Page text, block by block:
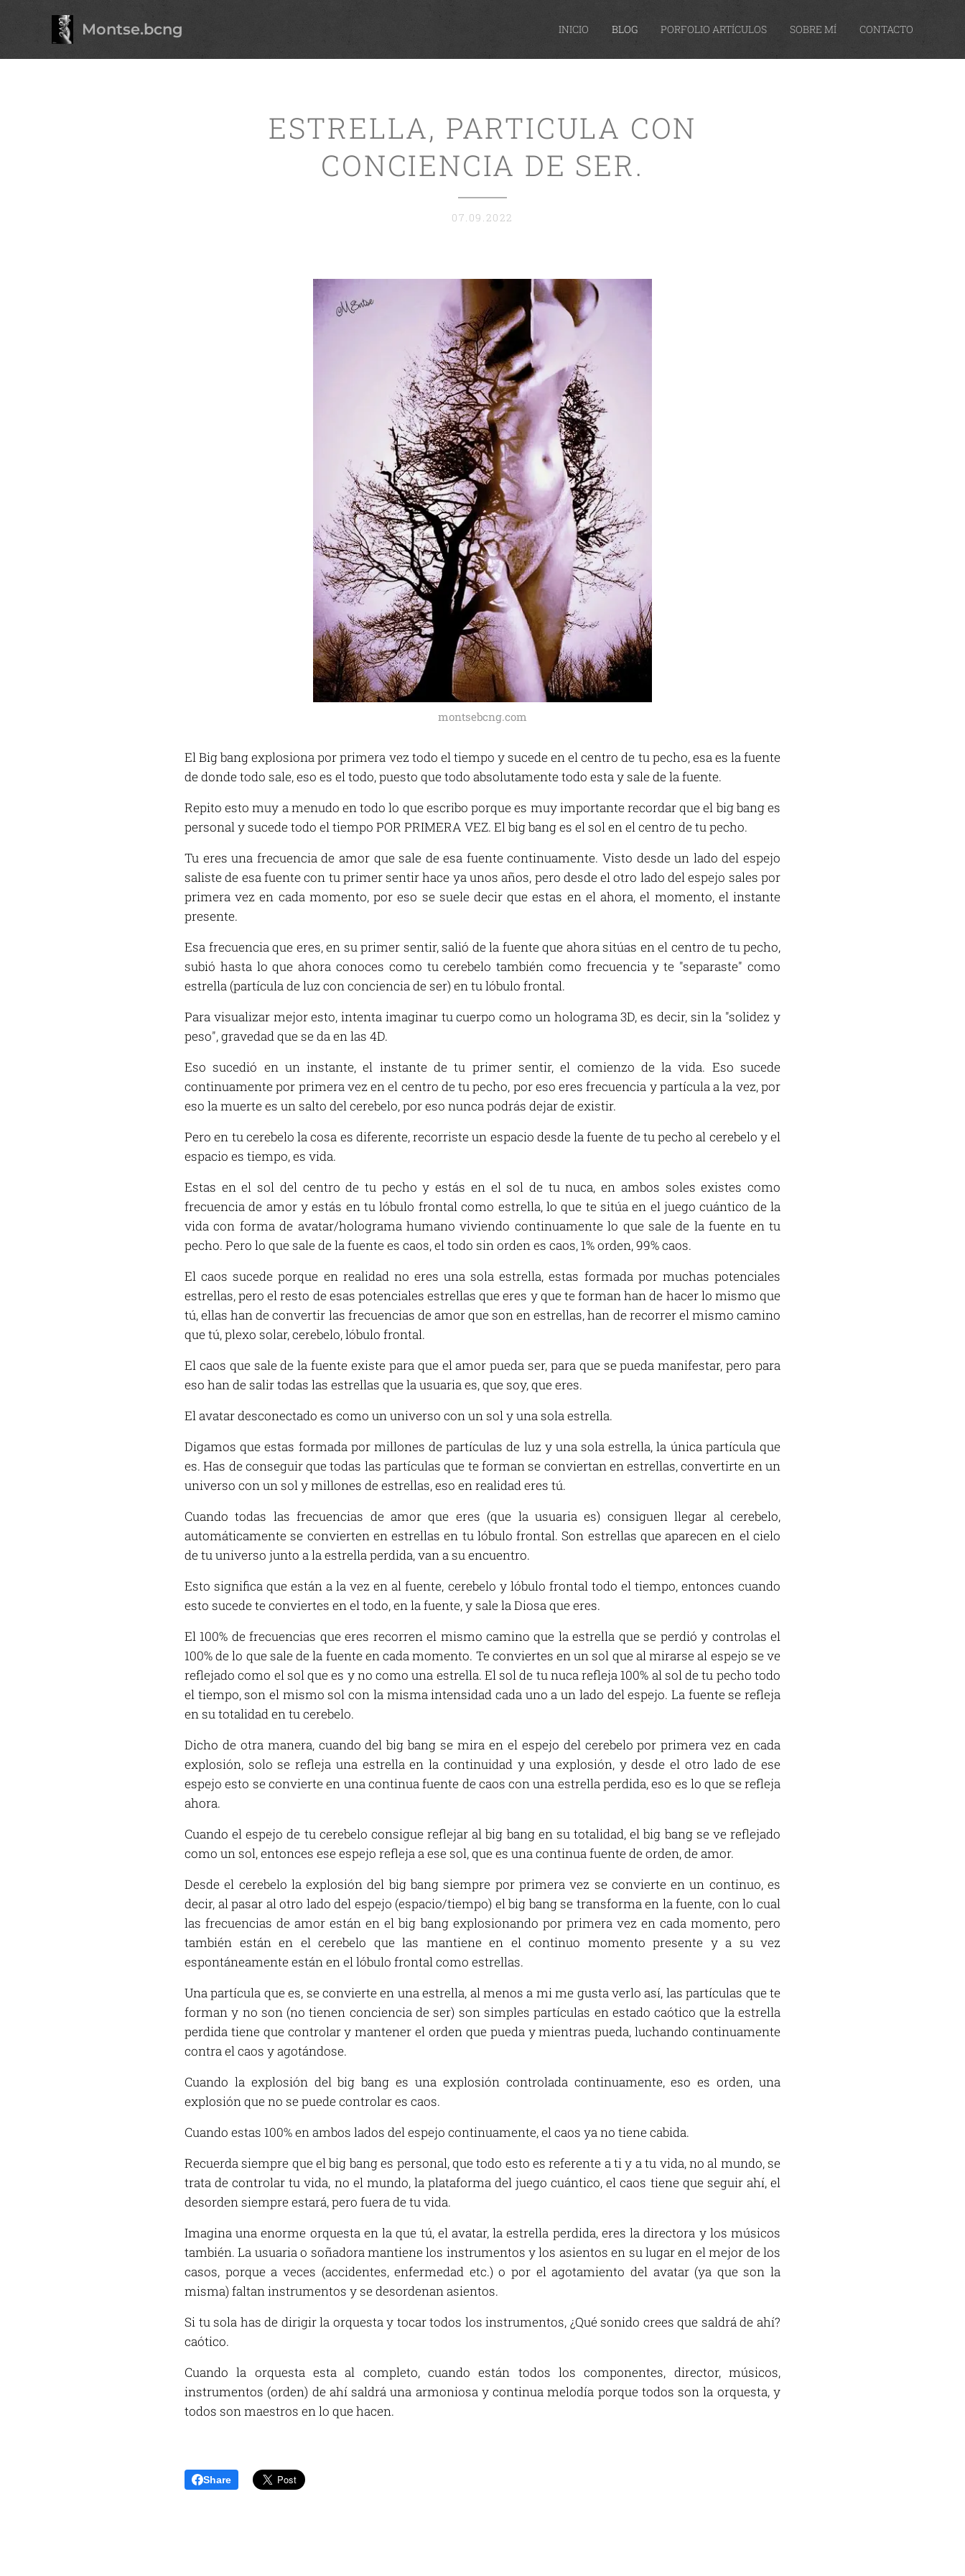
Montse.bcng INICIO BLOG PORFOLIO ARTÍCULOS SOBRE MÍ CONTACTO
ESTRELLA, PARTICULA CON
CONCIENCIA DE SER.
07.09.2022
montsebcng.com
El Big bang explosiona por primera vez todo el tiempo y sucede en el centro de tu pecho, esa es la fuente
de donde todo sale, eso es el todo, puesto que todo absolutamente todo esta y sale de la fuente.
Repito esto muy a menudo en todo lo que escribo porque es muy importante recordar que el big bang es
personal y sucede todo el tiempo POR PRIMERA VEZ. El big bang es el sol en el centro de tu pecho.
Tu eres una frecuencia de amor que sale de esa fuente continuamente. Visto desde un lado del espejo
saliste de esa fuente con tu primer sentir hace ya unos años, pero desde el otro lado del espejo sales por
primera vez en cada momento, por eso se suele decir que estas en el ahora, el momento, el instante
presente.
Esa frecuencia que eres, en su primer sentir, salió de la fuente que ahora sitúas en el centro de tu pecho,
subió hasta lo que ahora conoces como tu cerebelo también como frecuencia y te "separaste" como
estrella (partícula de luz con conciencia de ser) en tu lóbulo frontal.
Para visualizar mejor esto, intenta imaginar tu cuerpo como un holograma 3D, es decir, sin la "solidez y
peso", gravedad que se da en las 4D.
Eso sucedió en un instante, el instante de tu primer sentir, el comienzo de la vida. Eso sucede
continuamente por primera vez en el centro de tu pecho, por eso eres frecuencia y partícula a la vez, por
eso la muerte es un salto del cerebelo, por eso nunca podrás dejar de existir.
Pero en tu cerebelo la cosa es diferente, recorriste un espacio desde la fuente de tu pecho al cerebelo y el
espacio es tiempo, es vida.
Estas en el sol del centro de tu pecho y estás en el sol de tu nuca, en ambos soles existes como
frecuencia de amor y estás en tu lóbulo frontal como estrella, lo que te sitúa en el juego cuántico de la
vida con forma de avatar/holograma humano viviendo continuamente lo que sale de la fuente en tu
pecho. Pero lo que sale de la fuente es caos, el todo sin orden es caos, 1% orden, 99% caos.
El caos sucede porque en realidad no eres una sola estrella, estas formada por muchas potenciales
estrellas, pero el resto de esas potenciales estrellas que eres y que te forman han de hacer lo mismo que
tú, ellas han de convertir las frecuencias de amor que son en estrellas, han de recorrer el mismo camino
que tú, plexo solar, cerebelo, lóbulo frontal.
El caos que sale de la fuente existe para que el amor pueda ser, para que se pueda manifestar, pero para
eso han de salir todas las estrellas que la usuaria es, que soy, que eres.
El avatar desconectado es como un universo con un sol y una sola estrella.
Digamos que estas formada por millones de partículas de luz y una sola estrella, la única partícula que
es. Has de conseguir que todas las partículas que te forman se conviertan en estrellas, convertirte en un
universo con un sol y millones de estrellas, eso en realidad eres tú.
Cuando todas las frecuencias de amor que eres (que la usuaria es) consiguen llegar al cerebelo,
automáticamente se convierten en estrellas en tu lóbulo frontal. Son estrellas que aparecen en el cielo
de tu universo junto a la estrella perdida, van a su encuentro.
Esto significa que están a la vez en al fuente, cerebelo y lóbulo frontal todo el tiempo, entonces cuando
esto sucede te conviertes en el todo, en la fuente, y sale la Diosa que eres.
El 100% de frecuencias que eres recorren el mismo camino que la estrella que se perdió y controlas el
100% de lo que sale de la fuente en cada momento. Te conviertes en un sol que al mirarse al espejo se ve
reflejado como el sol que es y no como una estrella. El sol de tu nuca refleja 100% al sol de tu pecho todo
el tiempo, son el mismo sol con la misma intensidad cada uno a un lado del espejo. La fuente se refleja
en su totalidad en tu cerebelo.
Dicho de otra manera, cuando del big bang se mira en el espejo del cerebelo por primera vez en cada
explosión, solo se refleja una estrella en la continuidad y una explosión, y desde el otro lado de ese
espejo esto se convierte en una continua fuente de caos con una estrella perdida, eso es lo que se refleja
ahora.
Cuando el espejo de tu cerebelo consigue reflejar al big bang en su totalidad, el big bang se ve reflejado
como un sol, entonces ese espejo refleja a ese sol, que es una continua fuente de orden, de amor.
Desde el cerebelo la explosión del big bang siempre por primera vez se convierte en un continuo, es
decir, al pasar al otro lado del espejo (espacio/tiempo) el big bang se transforma en la fuente, con lo cual
las frecuencias de amor están en el big bang explosionando por primera vez en cada momento, pero
también están en el cerebelo que las mantiene en el continuo momento presente y a su vez
espontáneamente están en el lóbulo frontal como estrellas.
Una partícula que es, se convierte en una estrella, al menos a mi me gusta verlo así, las partículas que te
forman y no son (no tienen conciencia de ser) son simples partículas en estado caótico que la estrella
perdida tiene que controlar y mantener el orden que pueda y mientras pueda, luchando continuamente
contra el caos y agotándose.
Cuando la explosión del big bang es una explosión controlada continuamente, eso es orden, una
explosión que no se puede controlar es caos.
Cuando estas 100% en ambos lados del espejo continuamente, el caos ya no tiene cabida.
Recuerda siempre que el big bang es personal, que todo esto es referente a ti y a tu vida, no al mundo, se
trata de controlar tu vida, no el mundo, la plataforma del juego cuántico, el caos tiene que seguir ahí, el
desorden siempre estará, pero fuera de tu vida.
Imagina una enorme orquesta en la que tú, el avatar, la estrella perdida, eres la directora y los músicos
también. La usuaria o soñadora mantiene los instrumentos y los asientos en su lugar en el mejor de los
casos, porque a veces (accidentes, enfermedad etc.) o por el agotamiento del avatar (ya que son la
misma) faltan instrumentos y se desordenan asientos.
Si tu sola has de dirigir la orquesta y tocar todos los instrumentos, ¿Qué sonido crees que saldrá de ahí?
caótico.
Cuando la orquesta esta al completo, cuando están todos los componentes, director, músicos,
instrumentos (orden) de ahí saldrá una armoniosa y continua melodía porque todos son la orquesta, y
todos son maestros en lo que hacen.
Share